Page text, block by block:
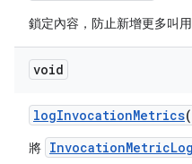
鎖定內容，防止新增更多叫用
void
logInvocationMetrics
將